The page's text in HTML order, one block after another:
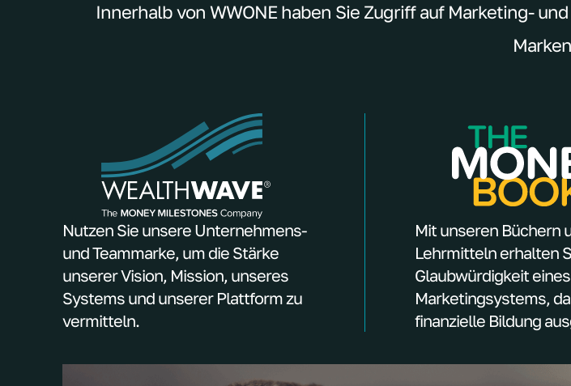
Innerhalb von WWONE haben Sie Zugriff auf Marketing-
Nutzen Sie unsere Unternehmens-
und Teammarke, um die Stärke
unserer Vision, Mission, unseres
Systems und unserer Plattform zu
vermitteln.
Mit unseren Büchern
Lehrmitteln erhalten
Glaubwürdigkeit
Marketingsystems,
finanzielle Bildung